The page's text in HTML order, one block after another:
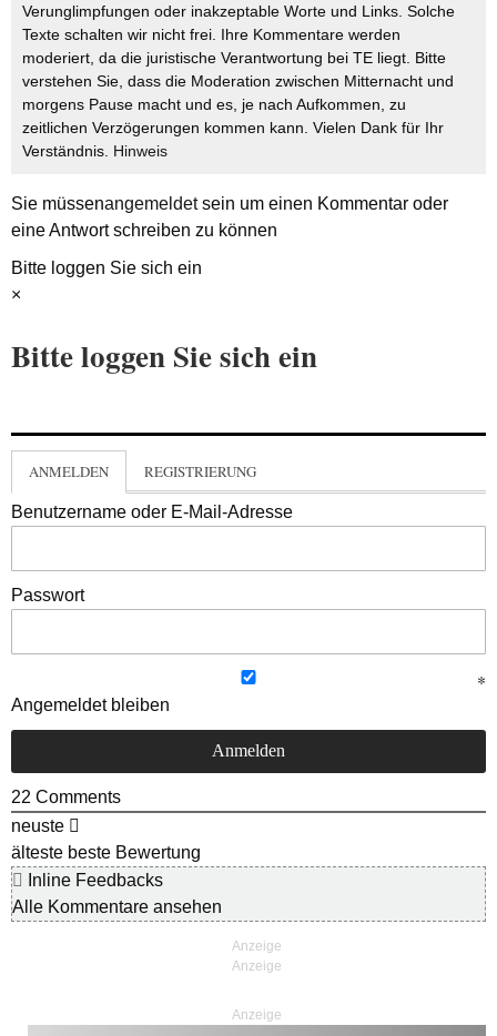
Verunglimpfungen oder inakzeptable Worte und Links. Solche
Texte schalten wir nicht frei. Ihre Kommentare werden
moderiert, da die juristische Verantwortung bei TE liegt. Bitte
verstehen Sie, dass die Moderation zwischen Mitternacht und
morgens Pause macht und es, je nach Aufkommen, zu
zeitlichen Verzögerungen kommen kann. Vielen Dank für Ihr
Verständnis. Hinweis
Sie müssenangemeldetsein um einen Kommentar oder
eine Antwort schreiben zu können
Bitte loggen Sie sich ein
×
Bitte loggen Sie sich ein
ANMELDEN REGISTRIERUNG
Benutzername oder E-Mail-Adresse
Passwort
Angemeldet bleiben
22 Comments
neuste
älteste beste Bewertung
Inline Feedbacks
Alle Kommentare ansehen
Anzeige